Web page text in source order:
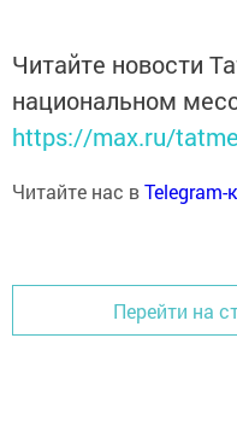
Читайте новости
национальном
https://max.ru/
Читайте нас вTelegram-
Перейти на